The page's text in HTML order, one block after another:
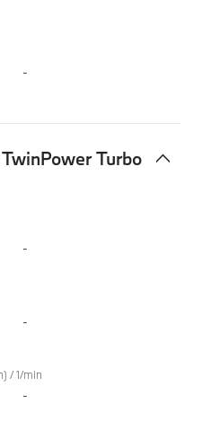
-
Turbo
-
-
/ 1/min
-